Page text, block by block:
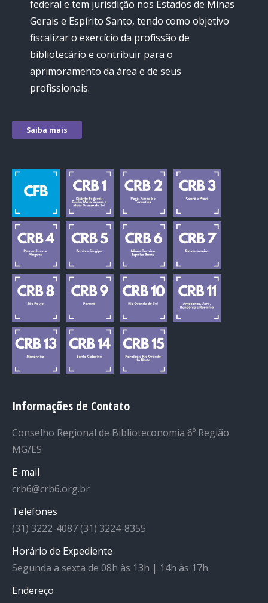
federal e tem jurisdição nos Estados de Minas
Gerais e Espírito Santo, tendo como objetivo
fiscalizar o exercício da profissão de
bibliotecário e contribuir para o
aprimoramento da área e de seus
profissionais.
Saiba mais
Informações de Contato
Conselho Regional de Biblioteconomia 6º Região
MG/ES
E-mail
crb6@crb6.org.br
Telefones
(31) 3222-4087 (31) 3224-8355
Horário de Expediente
Segunda a sexta de 08h às 13h | 14h às 17h
Endereço